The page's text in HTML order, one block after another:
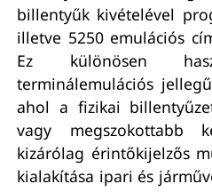
billentyűk kivételével
illetve 5250 emulációs
Ez különösen
terminálemulációs
ahol a fizikai
vagy megszokottabb
kizárólag érintőkijelzős
kialakítása ipari és